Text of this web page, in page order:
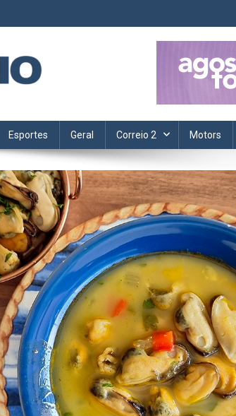
no Correio Paulista. Informação, política,
Esportes Geral Correio 2 Motors